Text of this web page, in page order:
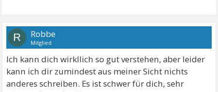
R Robbe
Mitglied
Ich kann dich wirkllich so gut verstehen, aber leider
kann ich dir zumindest aus meiner Sicht nichts
anderes schreiben. Es ist schwer für dich, sehr